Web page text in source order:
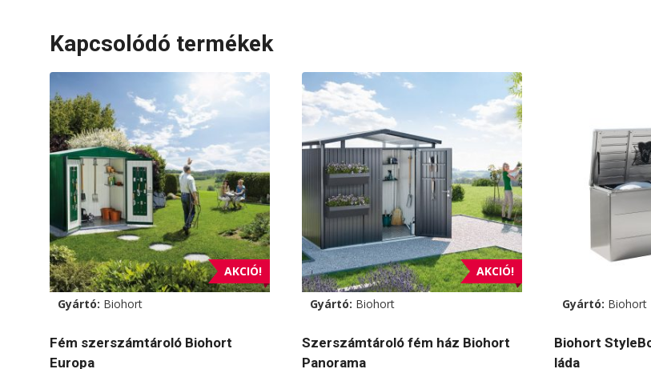
Kapcsolódó termékek
AKCIÓ!
Gyártó: Biohort
Fém szerszámtároló Biohort
Europa
AKCIÓ!
Gyártó: Biohort
Szerszámtároló fém ház Biohort
Panorama
Gyártó: Biohort
Biohort
láda